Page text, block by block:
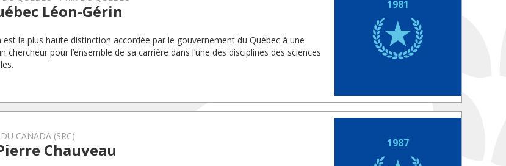
Léon-Gérin
est la plus haute distinction accordée par le gouvernement du Québec à une
chercheur pour l’ensemble de sa carrière dans l’une des disciplines des sciences
1981
CANADA (SRC)
Chauveau 1987